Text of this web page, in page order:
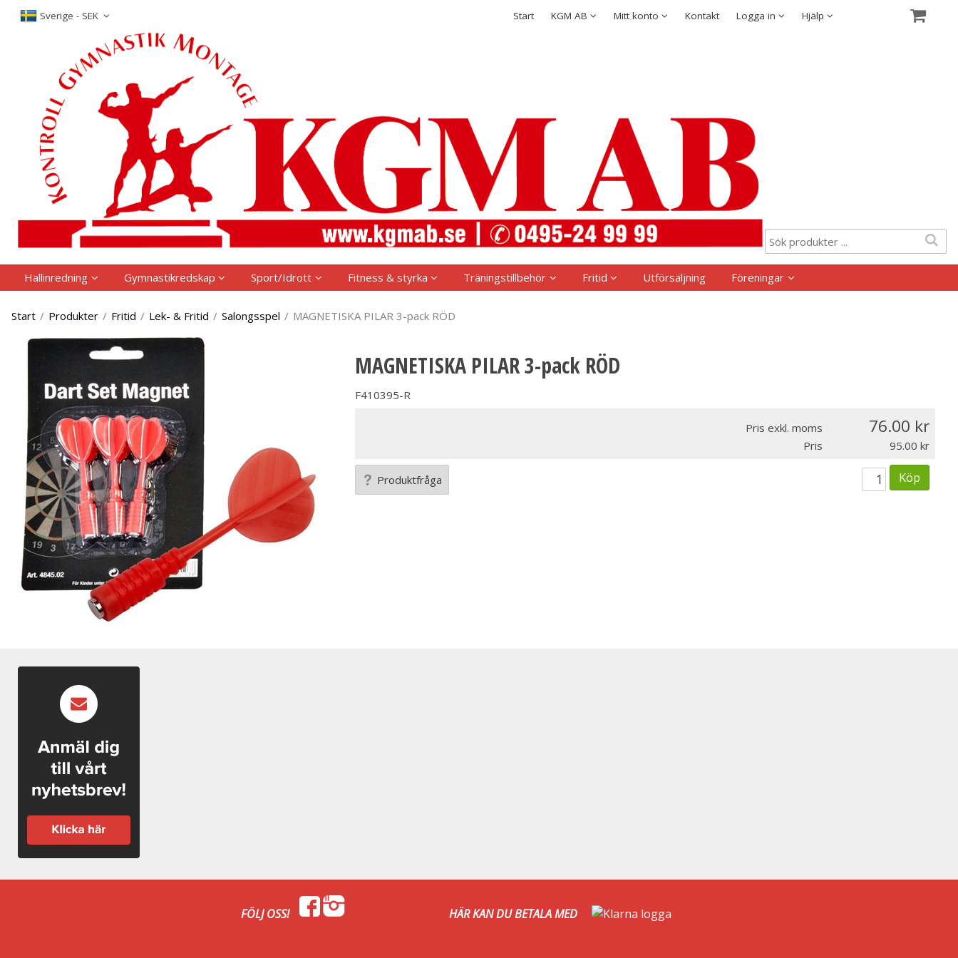
Sverige - SEK Start KGM AB
Integritetspolicy Mitt konto Kontakt Logga in
Kom ihåg mig
Glömt ditt lösenord?
Skapa nytt konto
Hjälp
Säkerhet & Cookies
Hallinredning Gymnastikredskap Sport/Idrott Fitness & styrka Träningstillbehör Fritid Utförsäljning Föreningar
Start / Produkter / Fritid / Lek- & Fritid / Salongsspel / MAGNETISKA PILAR 3-pack RÖD
MAGNETISKA PILAR 3-pack RÖD
F410395-R
Pris exkl. moms 76.00
Pris 95.00
Produktfråga Köp
FÖLJ OSS! HÄR KAN DU BETALA MED